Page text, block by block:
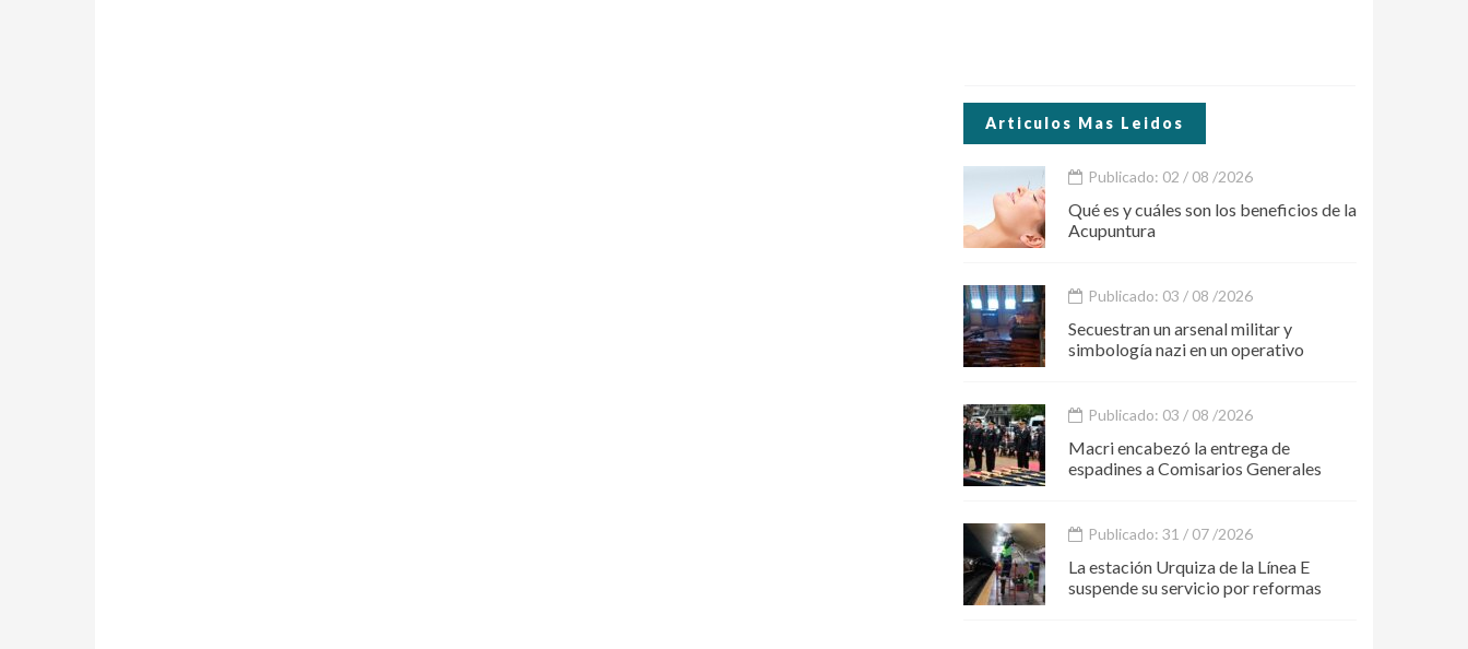
Articulos Mas Leidos
Publicado: 02 / 08 /2026
Qué es y cuáles son los beneficios de la
Acupuntura
Publicado: 03 / 08 /2026
Secuestran un arsenal militar y
simbología nazi en un operativo
Publicado: 03 / 08 /2026
Macri encabezó la entrega de
espadines a Comisarios Generales
Publicado: 31 / 07 /2026
La estación Urquiza de la Línea E
suspende su servicio por reformas